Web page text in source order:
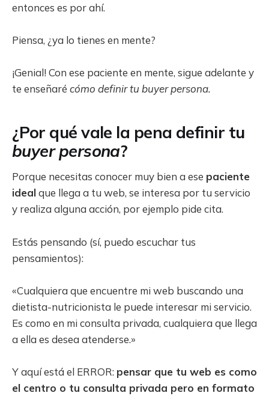
entonces es por ahí.
Piensa, ¿ya lo tienes en mente?
¡Genial! Con ese paciente en mente, sigue adelante y
te enseñaré cómo definir tu buyer persona.
¿Por qué vale la pena definir tu
buyer persona?
Porque necesitas conocer muy bien a ese paciente
idealque llega a tu web, se interesa por tu servicio
y realiza alguna acción, por ejemplo pide cita.
Estás pensando (sí, puedo escuchar tus
pensamientos):
«Cualquiera que encuentre mi web buscando una
dietista-nutricionista le puede interesar mi servicio.
Es como en mi consulta privada, cualquiera que llega
a ella es desea atenderse.»
Y aquí está el ERROR: pensar que tu web es como
el centro o tu consulta privada pero en formato